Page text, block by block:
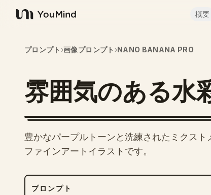
YouMind
概要
プロンプト ›画像プロンプト ›NANO BANANA PRO
雰囲気のある水
豊かなパープルトーンと洗練されたミクス
ファインアートイラストです。
プロンプト